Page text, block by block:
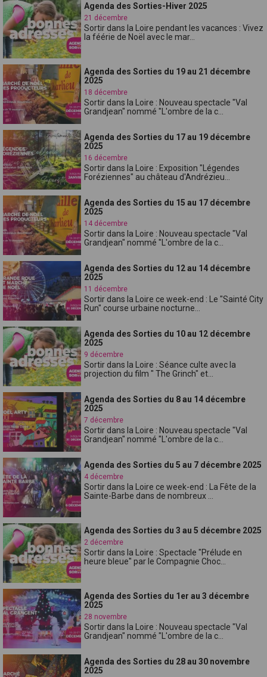
Agenda des Sorties-Hiver 2025
21 décembre
Sortir dans la Loire pendant les vacances : Vivez
la féérie de Noël avec le mar...
Agenda des Sorties du 19 au 21 décembre
2025
18 décembre
Sortir dans la Loire : Nouveau spectacle "Val
Grandjean" nommé "L'ombre de la c...
Agenda des Sorties du 17 au 19 décembre
2025
16 décembre
Sortir dans la Loire : Exposition "Légendes
Foréziennes" au château d'Andrézieu...
Agenda des Sorties du 15 au 17 décembre
2025
14 décembre
Sortir dans la Loire : Nouveau spectacle "Val
Grandjean" nommé "L'ombre de la c...
Agenda des Sorties du 12 au 14 décembre
2025
11 décembre
Sortir dans la Loire ce week-end : Le "Sainté City
Run" course urbaine nocturne...
Agenda des Sorties du 10 au 12 décembre
2025
9 décembre
Sortir dans la Loire : Séance culte avec la
projection du film " The Grinch" et...
Agenda des Sorties du 8 au 14 décembre
2025
7 décembre
Sortir dans la Loire : Nouveau spectacle "Val
Grandjean" nommé "L'ombre de la c...
Agenda des Sorties du 5 au 7 décembre 2025
4 décembre
Sortir dans la Loire ce week-end : La Fête de la
Sainte-Barbe dans de nombreux ...
Agenda des Sorties du 3 au 5 décembre 2025
2 décembre
Sortir dans la Loire : Spectacle "Prélude en
heure bleue" par le Compagnie Choc...
Agenda des Sorties du 1er au 3 décembre
2025
28 novembre
Sortir dans la Loire : Nouveau spectacle "Val
Grandjean" nommé "L'ombre de la c...
Agenda des Sorties du 28 au 30 novembre
2025